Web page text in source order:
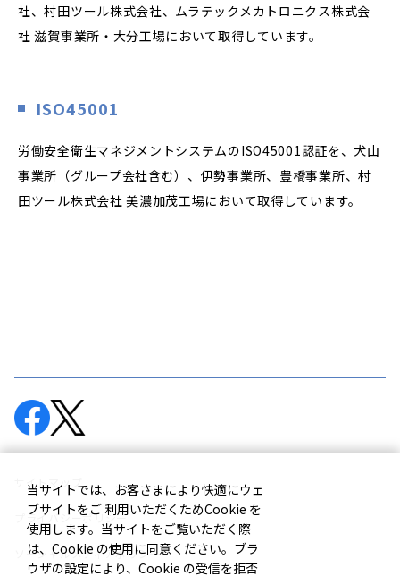
社、村田ツール株式会社、ムラテックメカトロニクス株式会
社 滋賀事業所・大分工場において取得しています。
ISO45001
労働安全衛生マネジメントシステムのISO45001認証を、犬山
事業所（グループ会社含む）、伊勢事業所、豊橋事業所、村
田ツール株式会社 美濃加茂工場において取得しています。
サイトマップ
プライバシーポリシー
ソーシャルメディアポリシー
当サイトでは、お客さまにより快適にウェ
ブサイトをご 利用いただくためCookie を
使用します。当サイトをご覧いただく際
は、Cookie の使用に同意ください。ブラ
ウザの設定により、Cookie の受信を拒否